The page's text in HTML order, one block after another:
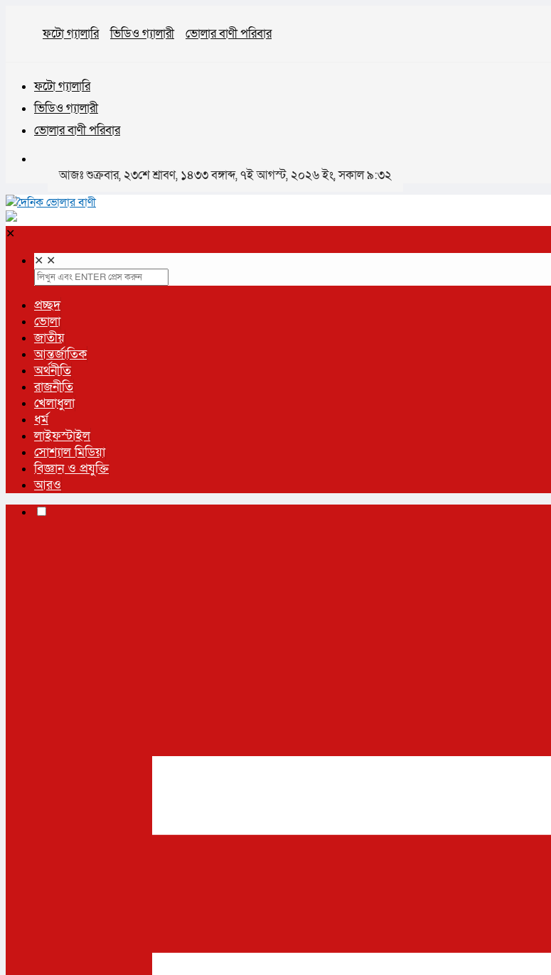
ফটো গ্যালারি ভিডিও গ্যালারী ভোলার বাণী পরিবার
ফটো গ্যালারি
ভিডিও গ্যালারী
ভোলার বাণী পরিবার
আজঃ শুক্রবার, ২৩শে শ্রাবণ, ১৪৩৩ বঙ্গাব্দ, ৭ই আগস্ট, ২০২৬ ইং, সকাল ৯:৩২
✕
✕ ✕
প্রচ্ছদ
ভোলা
জাতীয়
আন্তর্জাতিক
অর্থনীতি
রাজনীতি
খেলাধুলা
ধর্ম
লাইফস্টাইল
সোশ্যাল মিডিয়া
বিজ্ঞান ও প্রযুক্তি
আরও